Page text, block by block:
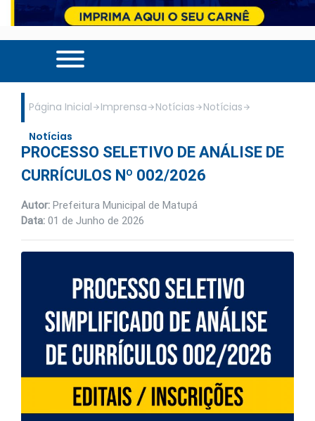
Página Inicial Imprensa Notícias Notícias
Notícias
PROCESSO SELETIVO DE ANÁLISE DE
CURRÍCULOS Nº 002/2026
Autor: Prefeitura Municipal de Matupá
Data: 01 de Junho de 2026